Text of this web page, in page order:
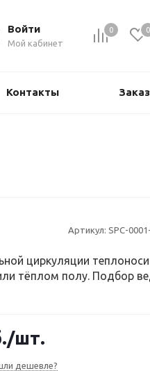
0 0
Войти
Мой кабинет
Контакты
Артикул: SPC-
циркуляции
тёплом полу. Подбор
/шт.
дешевле?